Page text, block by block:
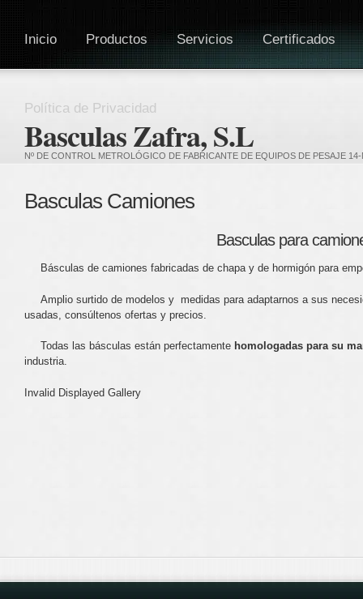
Basculas Zafra, S.L
Nº DE CONTROL METROLÓGICO DE FABRICANTE DE EQUIPOS DE PESAJE
Inicio Productos Servicios Certificados
Política de Privacidad
Basculas Camiones
Basculas para
Básculas de camiones fabricadas de chapa y de hormigón para
Amplio surtido de modelos y medidas para adaptarnos a sus
usadas, consúltenos ofertas y precios.
Todas las básculas están perfectamente homologadas para su
industria.
Invalid Displayed Gallery